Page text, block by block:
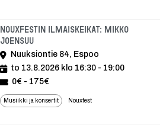
Nouxfestin ilmaiskeikat: Mikko
Joensuu
Nuuksiontie 84, Espoo
to 13.8.2026 klo 16:30 - 19:00
0€ - 175€
Musiikki ja konsertit Nouxfest